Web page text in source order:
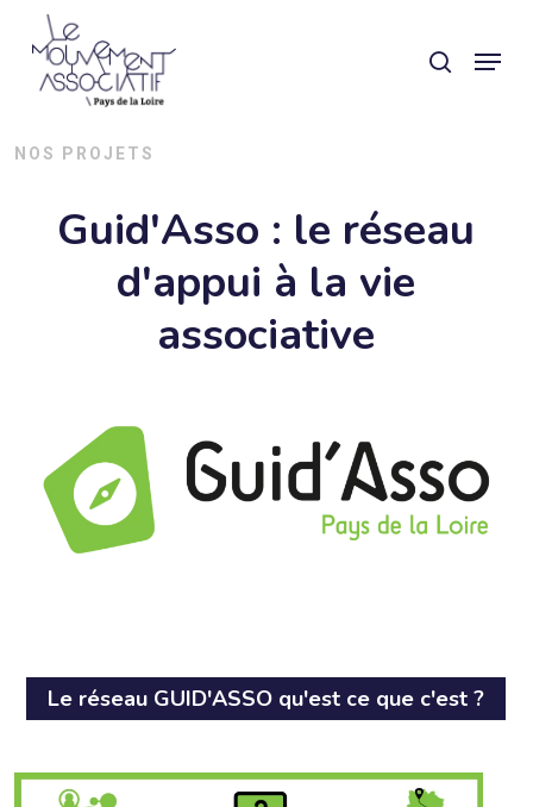
search
Menu
NOS PROJETS
Guid'Asso : le réseau
d'appui à la vie
associative
Le réseau GUID'ASSO qu'est ce que c'est ?
Panneau de gestion des cookies